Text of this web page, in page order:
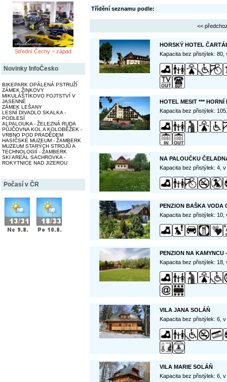
Střední Čechy ~ západ
Novinky InfoČesko
BIKEPARK OPÁLENÁ PSTRUŽÍ
ZÁMEK ŽINKOVY
MIKULÁŠTÍKOVO FOJTSTVÍ V
JASENNÉ
ZÁMEK LEŠANY
LESNÍ DIVADLO SKALKA -
PODLESÍ
ALPALOUKA - ŽELEZNÁ RUDA
PŮJČOVNA KOL A KOLOBĚŽEK -
VRBNO POD PRADĚDEM
HASIČSKÉ MUZEUM - ŽAMBERK
MUZEUM STARÝCH STROJŮ A
TECHNOLOGIÍ - ŽAMBERK
SKI AREÁL SACHROVKA -
ROKYTNICE NAD JIZEROU
Počasí v ČR
Třídění seznamu podle:
<<
HORSKÝ HOTEL
Kapacita bez přistýlek:
HOTEL MESIT *** HORNÍ
Kapacita bez přistýlek:
NA PALOUČKU
Kapacita bez přistýlek: 4,
PENZION BAŠKA VODA
Kapacita bez přistýlek:
PENZION NA KAMYNCU
Kapacita bez přistýlek:
VILA JANA SOLÁŇ
Kapacita bez přistýlek: 6,
VILA MARIE SOLÁŇ
Kapacita bez přistýlek: 6,